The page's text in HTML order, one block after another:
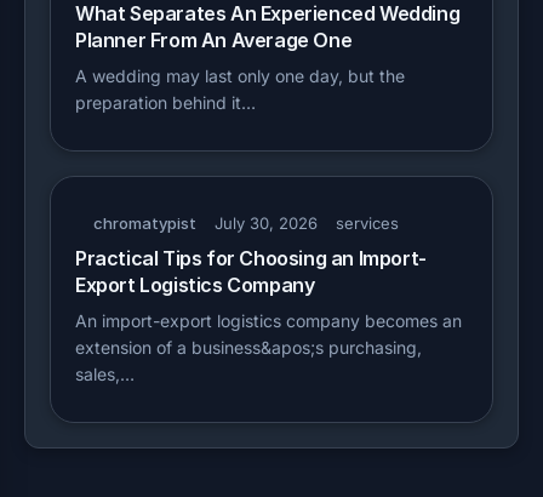
What Separates An Experienced Wedding
Planner From An Average One
A wedding may last only one day, but the
preparation behind it…
chromatypist July 30, 2026 services
Practical Tips for Choosing an Import-
Export Logistics Company
An import-export logistics company becomes an
extension of a business&apos;s purchasing,
sales,…